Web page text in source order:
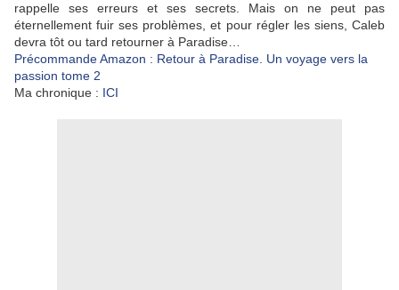
rappelle ses erreurs et ses secrets. Mais on ne peut pas
éternellement fuir ses problèmes, et pour régler les siens, Caleb
devra tôt ou tard retourner à Paradise…
Précommande Amazon : Retour à Paradise. Un voyage vers la
passion tome 2
Ma chronique : ICI